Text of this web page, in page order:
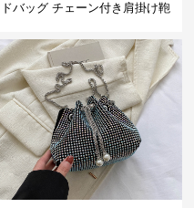
ドバッグ チェーン付き肩掛け鞄